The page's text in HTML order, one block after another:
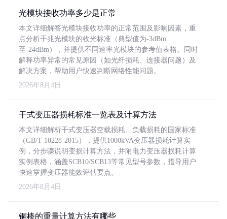
光模块接收功率多少是正常
本文详细解答光模块接收功率的正常范围及影响因素，重
点分析千兆光模块的收光标准（典型值为-3dBm
至-24dBm），并提供不同速率光模块的参考值表格。同时
解释功率异常的常见原因（如光纤损耗、连接器问题）及
解决方案，帮助用户快速判断网络性能问题。
2026年8月4日
干式变压器损耗标准一览表及计算方法
本文详细解析干式变压器空载损耗、负载损耗的国家标准
（GB/T 10228-2015），提供1000kVA变压器损耗计算实
例，分步骤说明变损计算方法，并附电力变压器损耗计算
实例表格，涵盖SCB10/SCB13等常见型号参数，指导用户
快速掌握变压器能效评估要点。
2026年8月4日
铜棒的重量计算方法有哪些